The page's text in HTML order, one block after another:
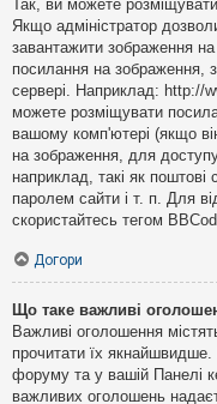
Так, ви можете
Якщо адміністратор
завантажити зображення
посилання на зображення,
сервері. Наприклад: http://
можете розміщувати
вашому комп'ютері (якщо
на зображення, для
наприклад, такі як
паролем сайти і т. п. Для
скористайтесь тегом
Догори
Що таке важливі
Важливі оголошення
прочитати їх якнайшвидше.
форуму та у вашій Панелі
важливих оголошень